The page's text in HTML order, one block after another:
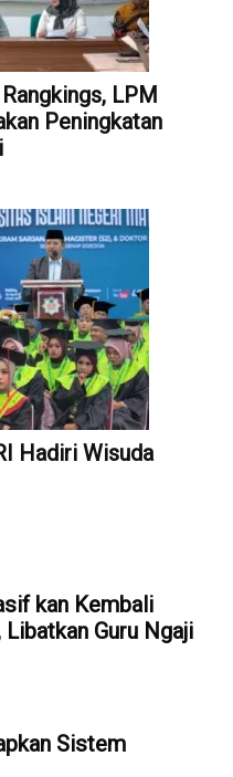
LPM
Peningkatan
Hadiri Wisuda
kan Kembali
Guru Ngaji
Sistem